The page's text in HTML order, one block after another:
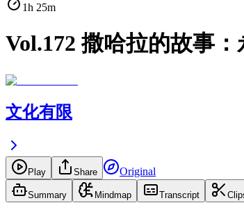
1h 25m
Vol.172 撒哈拉的故事
文化有限
Play Share Original
Summary Mindmap Transcript